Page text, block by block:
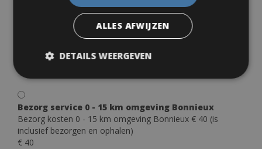
Bezorg service 0 - 15 km omgeving Bonnieux
Bezorg kosten 0 - 15 km omgeving Bonnieux € 40 (is
inclusief bezorgen en ophalen)
€ 40
ALLES AFWIJZEN
DETAILS WEERGEVEN